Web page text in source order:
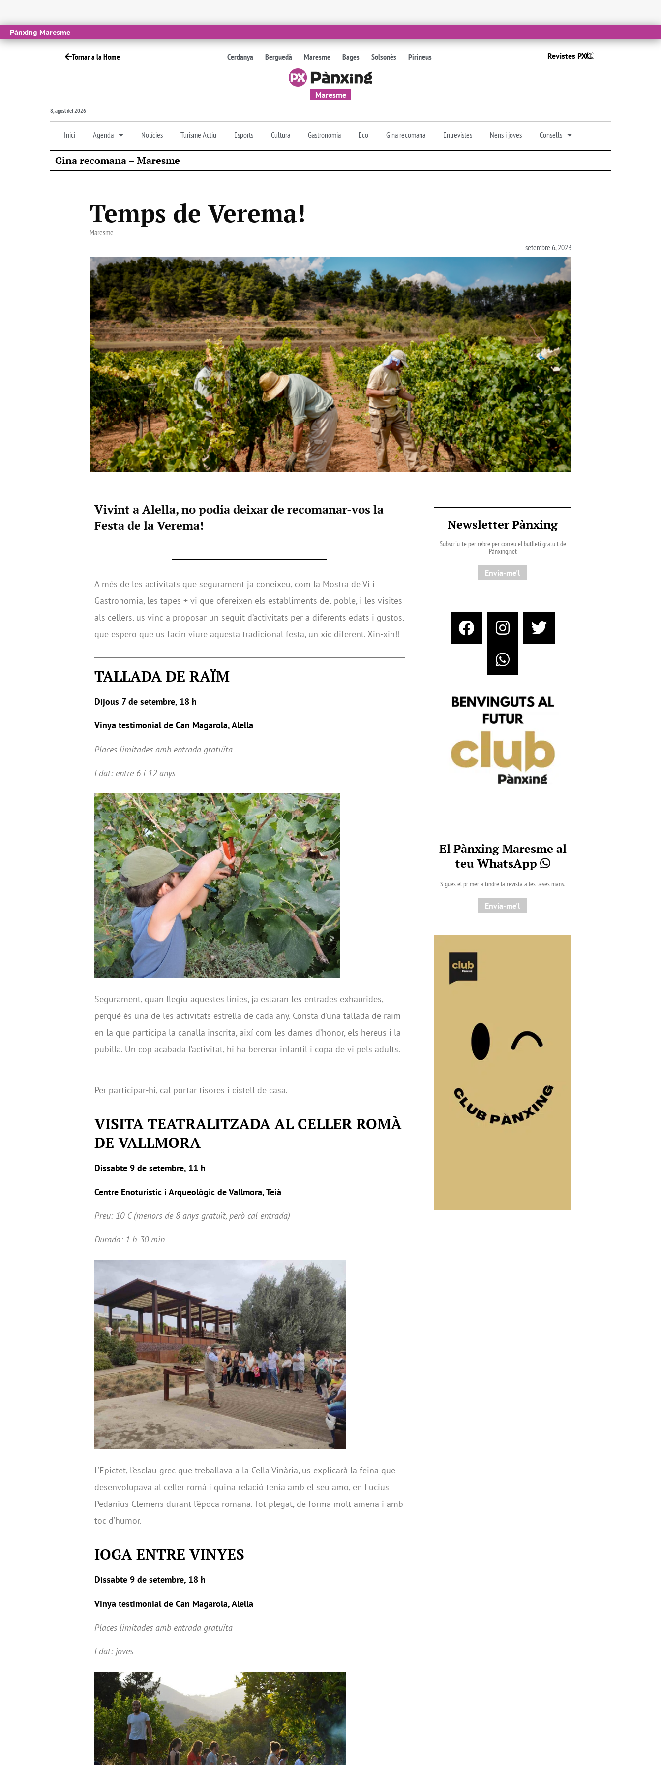
Pànxing Maresme
Tornar a la Home Cerdanya Berguedà Maresme Bages Solsonès Pirineus Revistes PX
Maresme
8, agost del 2026
Inici Agenda Notícies Turisme Actiu Esports Cultura Gastronomia Eco Gina recomana Entrevistes Nens i joves Consells
Gina recomana – Maresme
Temps de Verema!
Maresme
setembre 6, 2023
Vivint a Alella, no podia deixar de recomanar-vos la
Festa de la Verema!
A més de les activitats que segurament ja coneixeu, com la Mostra de Vi i
Gastronomia, les tapes + vi que ofereixen els establiments del poble, i les visites
als cellers, us vinc a proposar un seguit d’activitats per a diferents edats i gustos,
que espero que us facin viure aquesta tradicional festa, un xic diferent. Xin-xin!!
TALLADA DE RAÏM
Dijous 7 de setembre, 18 h
Vinya testimonial de Can Magarola, Alella
Places limitades amb entrada gratuïta
Edat: entre 6 i 12 anys
Segurament, quan llegiu aquestes línies, ja estaran les entrades exhaurides,
perquè és una de les activitats estrella de cada any. Consta d’una tallada de raïm
en la que participa la canalla inscrita, així com les dames d’honor, els hereus i la
pubilla. Un cop acabada l’activitat, hi ha berenar infantil i copa de vi pels adults.
Per participar-hi, cal portar tisores i cistell de casa.
VISITA TEATRALITZADA AL CELLER ROMÀ
DE VALLMORA
Dissabte 9 de setembre, 11 h
Centre Enoturístic i Arqueològic de Vallmora, Teià
Preu: 10 € (menors de 8 anys gratuït, però cal entrada)
Durada: 1 h 30 min.
L’Epictet, l’esclau grec que treballava a la Cella Vinària, us explicarà la feina que
desenvolupava al celler romà i quina relació tenia amb el seu amo, en Lucius
Pedanius Clemens durant l’època romana. Tot plegat, de forma molt amena i amb
toc d’humor.
IOGA ENTRE VINYES
Dissabte 9 de setembre, 18 h
Vinya testimonial de Can Magarola, Alella
Places limitades amb entrada gratuïta
Edat: joves
Newsletter Pànxing
Subscriu-te per rebre per correu el butlletí gratuït de
Pànxing.net​
Envia-me'l
El Pànxing Maresme al
teu WhatsApp
Sigues el primer a tindre la revista a les teves mans.
Envia-me'l